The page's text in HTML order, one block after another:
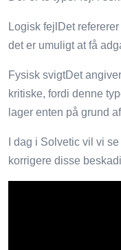
Logisk fejlDet
det er umuligt at få
Fysisk svigtDet
kritiske, fordi denne
lager enten på grund
I dag i Solvetic vil vi
korrigere disse